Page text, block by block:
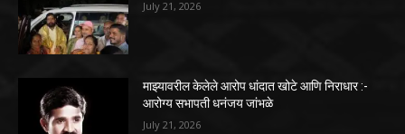
July 21, 2026
माझ्यावरील केलेले आरोप धांदात खोटे आणि निराधार :-
आरोग्य सभापती धनंजय जांभळे
July 21, 2026